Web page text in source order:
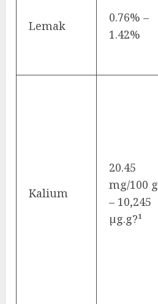
Lemak
0.76% –
1.42%
Kalium
20.45
mg/100 g
– 10,245
µg.g?¹